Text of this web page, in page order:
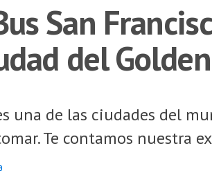
San
del
una de las ciudades del
Te contamos nuestra